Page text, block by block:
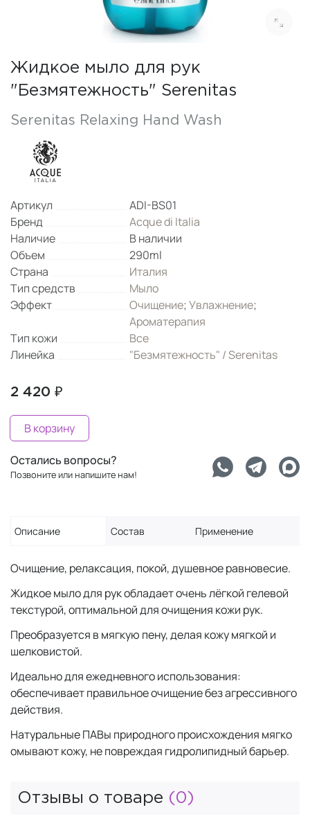
Жидкое мыло для рук
"Безмятежность" Serenitas
Serenitas Relaxing Hand Wash
Артикул
ADI-BS01
Бренд
Acque di Italia
Наличие
В наличии
Объем
290ml
Страна
Италия
Тип средств
Мыло
Эффект
Очищение;Увлажнение;
Ароматерапия
Тип кожи
Все
Линейка
"Безмятежность" / Serenitas
2 420 ₽
В корзину
Остались вопросы?
Позвоните или напишите нам!
Описание Состав Применение
Очищение, релаксация, покой, душевное равновесие.
Жидкое мыло для рук обладает очень лёгкой гелевой
текстурой, оптимальной для очищения кожи рук.
Преобразуется в мягкую пену, делая кожу мягкой и
шелковистой.
Идеально для ежедневного использования:
обеспечивает правильное очищение без агрессивного
действия.
Натуральные ПАВы природного происхождения мягко
омывают кожу, не повреждая гидролипидный барьер.
Отзывы о товаре (0)